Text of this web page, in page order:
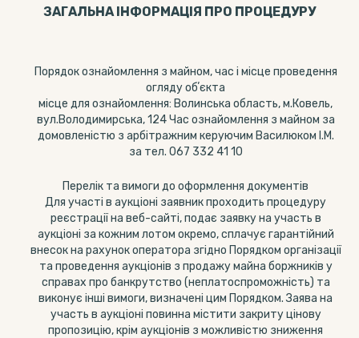
ЗАГАЛЬНА ІНФОРМАЦІЯ ПРО ПРОЦЕДУРУ
Порядок ознайомлення з майном, час і місце проведення
огляду обʼєкта
місце для ознайомлення: Волинська область, м.Ковель,
вул.Володимирська, 124 Час ознайомлення з майном за
домовленістю з арбітражним керуючим Василюком І.М.
за тел. 067 332 41 10
Перелік та вимоги до оформлення документів
Для участі в аукціоні заявник проходить процедуру
реєстрації на веб-сайті, подає заявку на участь в
аукціоні за кожним лотом окремо, сплачує гарантійний
внесок на рахунок оператора згідно Порядком організації
та проведення аукціонів з продажу майна боржників у
справах про банкрутство (неплатоспроможність) та
виконує інші вимоги, визначені цим Порядком. Заява на
участь в аукціоні повинна містити закриту цінову
пропозицію, крім аукціонів з можливістю зниження